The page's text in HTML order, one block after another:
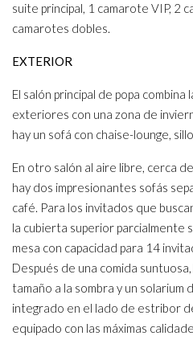
suite principal, 1 camarote VIP, 2
camarotes dobles.
EXTERIOR
El salón principal de popa
exteriores con una zona de
hay un sofá con chaise-lounge,
En otro salón al aire libre, cerca
hay dos impresionantes sofás
café. Para los invitados que
la cubierta superior parcialmente
mesa con capacidad para 14
Después de una comida
tamaño a la sombra y un solarium
integrado en el lado de estribor
equipado con las máximas